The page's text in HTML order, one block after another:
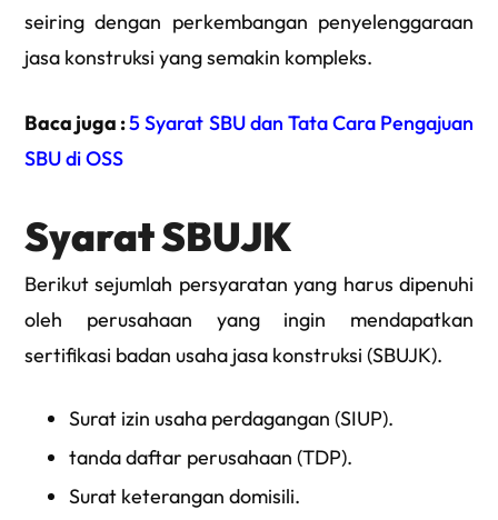
seiring dengan perkembangan penyelenggaraan
jasa konstruksi yang semakin kompleks.
Baca juga :5 Syarat SBU dan Tata Cara Pengajuan
SBU di OSS
Syarat SBUJK
Berikut sejumlah persyaratan yang harus dipenuhi
oleh perusahaan yang ingin mendapatkan
sertifikasi badan usaha jasa konstruksi (SBUJK).
Surat izin usaha perdagangan (SIUP).
tanda daftar perusahaan (TDP).
Surat keterangan domisili.